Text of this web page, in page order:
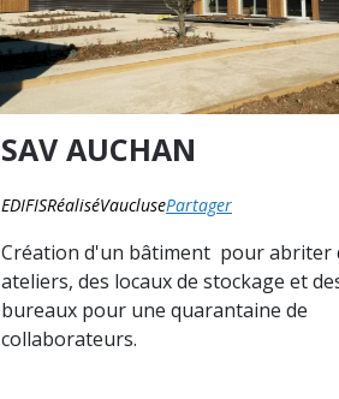
SAV AUCHAN
EDIFISRéaliséVauclusePartager
Création d'un bâtiment pour abriter
ateliers, des locaux de stockage et
bureaux pour une quarantaine de
collaborateurs.